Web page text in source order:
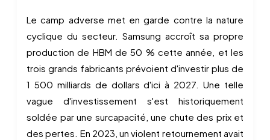
Le camp adverse met en garde contre la nature
cyclique du secteur. Samsung accroît sa propre
production de HBM de 50 % cette année, et les
trois grands fabricants prévoient d'investir plus de
1 500 milliards de dollars d'ici à 2027. Une telle
vague d'investissement s'est historiquement
soldée par une surcapacité, une chute des prix et
des pertes. En 2023, un violent retournement avait